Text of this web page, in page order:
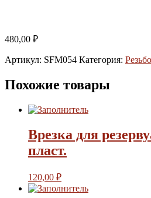
480,00 ₽
Артикул: SFM054 Категория:
Похожие товары
Врезка для
пласт.
120,00 ₽